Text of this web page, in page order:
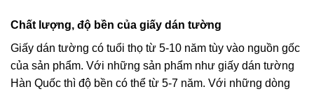
Chất lượng, độ bền của giấy dán tường
Giấy dán tường có tuổi thọ từ 5-10 năm tùy vào nguồn gốc
của sản phẩm. Với những sản phẩm như giấy dán tường
Hàn Quốc thì độ bền có thể từ 5-7 năm. Với những dòng